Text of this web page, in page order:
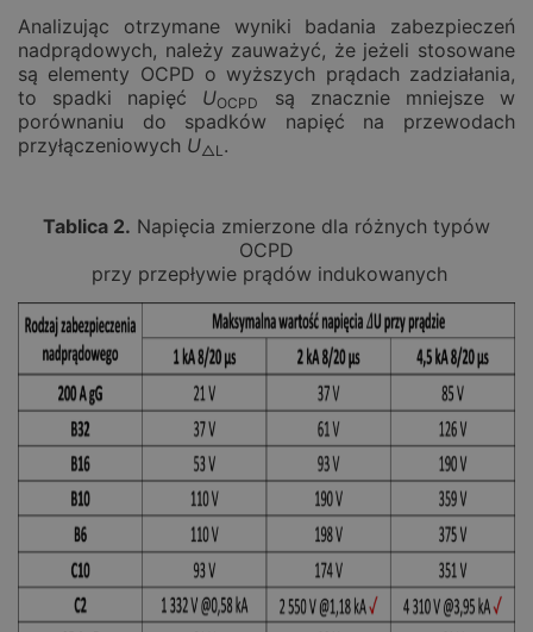
Analizując otrzymane wyniki badania zabezpieczeń
nadprądowych, należy zauważyć, że jeżeli stosowane
są elementy OCPD o wyższych prądach zadziałania,
to spadki napięć UOCPD
są znacznie mniejsze w
porównaniu do spadków napięć na przewodach
przyłączeniowych U△L.
Tablica 2. Napięcia zmierzone dla różnych typów
OCPD
przy przepływie prądów indukowanych